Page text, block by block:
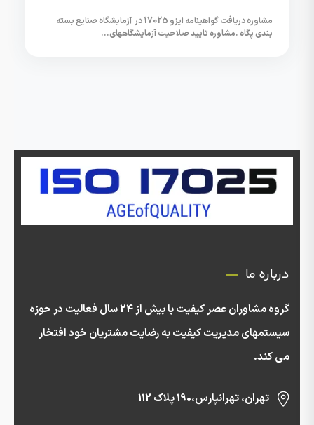
مشاوره دریافت گواهینامه ایزو 17025 در آزمایشگاه صنایع بسته
بندی پگاه .مشاوره تایید صلاحیت آزمایشگاههای...
درباره ما
گروه مشاوران عصر کیفیت با بیش از 24 سال فعالیت در حوزه
سیستمهای مدیریت کیفیت به رضایت مشتریان خود افتخار
می کند.
تهران، تهرانپارس،190 پلاک 112